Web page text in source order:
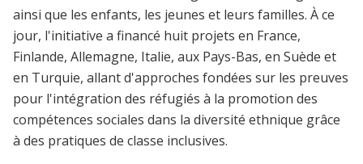
ainsi que les enfants, les jeunes et leurs familles. À ce
jour, l'initiative a financé huit projets en France,
Finlande, Allemagne, Italie, aux Pays-Bas, en Suède et
en Turquie, allant d'approches fondées sur les preuves
pour l'intégration des réfugiés à la promotion des
compétences sociales dans la diversité ethnique grâce
à des pratiques de classe inclusives.